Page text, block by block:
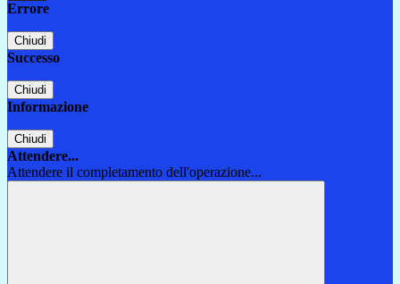
Errore
Chiudi
Successo
Chiudi
Informazione
Chiudi
Attendere...
Attendere il completamento dell'operazione...